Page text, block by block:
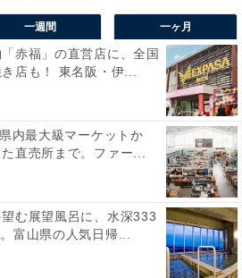
一週間 一ヶ月
「赤福」の直営店に、全国
店も！ 東名阪・伊...
内最大級マーケットか
直売所まで。ファー...
む展望風呂に、水深333
富山県の人気日帰...